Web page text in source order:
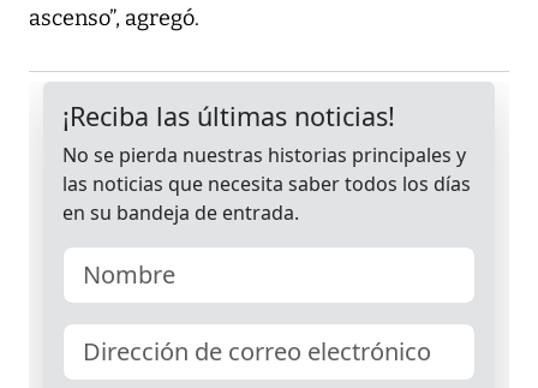
ascenso”, agregó.